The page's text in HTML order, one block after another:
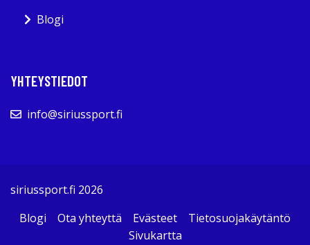
Blogi
YHTEYSTIEDOT
info@siriussport.fi
siriussport.fi 2026
Blogi
Ota yhteyttä Evästeet
Tietosuojakäytäntö
Sivukartta